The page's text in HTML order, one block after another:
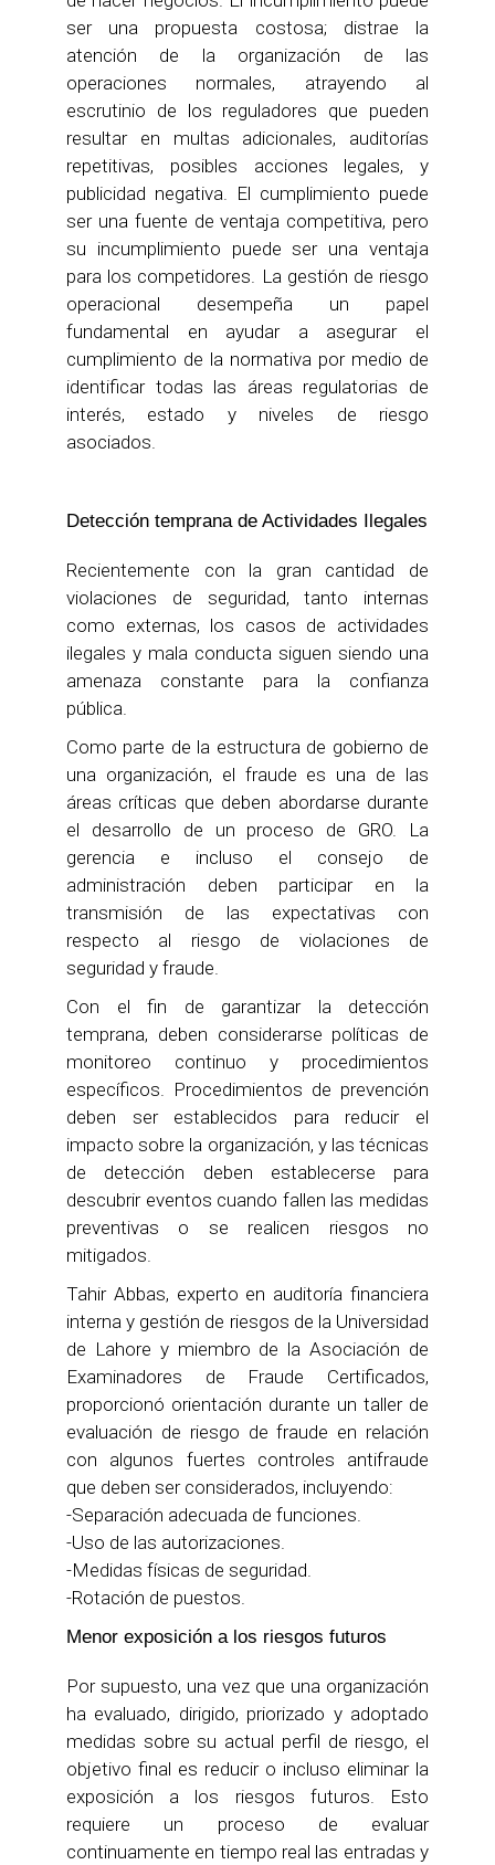
ser una propuesta costosa; distrae la
atención de la organización de las
operaciones normales, atrayendo al
escrutinio de los reguladores que pueden
resultar en multas adicionales, auditorías
repetitivas, posibles acciones legales, y
publicidad negativa. El cumplimiento puede
ser una fuente de ventaja competitiva, pero
su incumplimiento puede ser una ventaja
para los competidores. La gestión de riesgo
operacional desempeña un papel
fundamental en ayudar a asegurar el
cumplimiento de la normativa por medio de
identificar todas las áreas regulatorias de
interés, estado y niveles de riesgo
asociados.
Detección temprana de Actividades Ilegales
Recientemente con la gran cantidad de
violaciones de seguridad, tanto internas
como externas, los casos de actividades
ilegales y mala conducta siguen siendo una
amenaza constante para la confianza
pública.
Como parte de la estructura de gobierno de
una organización, el fraude es una de las
áreas críticas que deben abordarse durante
el desarrollo de un proceso de GRO. La
gerencia e incluso el consejo de
administración deben participar en la
transmisión de las expectativas con
respecto al riesgo de violaciones de
seguridad y fraude.
Con el fin de garantizar la detección
temprana, deben considerarse políticas de
monitoreo continuo y procedimientos
específicos. Procedimientos de prevención
deben ser establecidos para reducir el
impacto sobre la organización, y las técnicas
de detección deben establecerse para
descubrir eventos cuando fallen las medidas
preventivas o se realicen riesgos no
mitigados.
Tahir Abbas, experto en auditoría financiera
interna y gestión de riesgos de la Universidad
de Lahore y miembro de la Asociación de
Examinadores de Fraude Certificados,
proporcionó orientación durante un taller de
evaluación de riesgo de fraude en relación
con algunos fuertes controles antifraude
que deben ser considerados, incluyendo:
-Separación adecuada de funciones.
-Uso de las autorizaciones.
-Medidas físicas de seguridad.
-Rotación de puestos.
Menor exposición a los riesgos futuros
Por supuesto, una vez que una organización
ha evaluado, dirigido, priorizado y adoptado
medidas sobre su actual perfil de riesgo, el
objetivo final es reducir o incluso eliminar la
exposición a los riesgos futuros. Esto
requiere un proceso de evaluar
continuamente en tiempo real las entradas y